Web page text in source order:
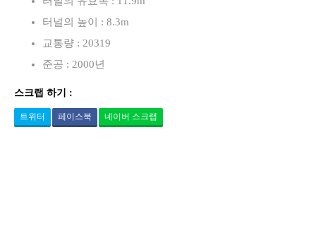
터널의 높이 : 8.3m
교통량 : 20319
준공 : 2000년
스크랩 하기 :
트위터 페이스북 네이버 스크랩